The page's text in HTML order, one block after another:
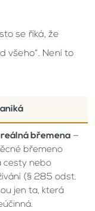
se říká, že
všeho“. Není to
břemena —
břemeno
cesty nebo
(§ 285 odst.
jen ta, která